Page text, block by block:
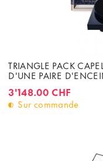
TRIANGLE PACK
D'UNE PAIRE
3'148.00 CHF
Sur commande